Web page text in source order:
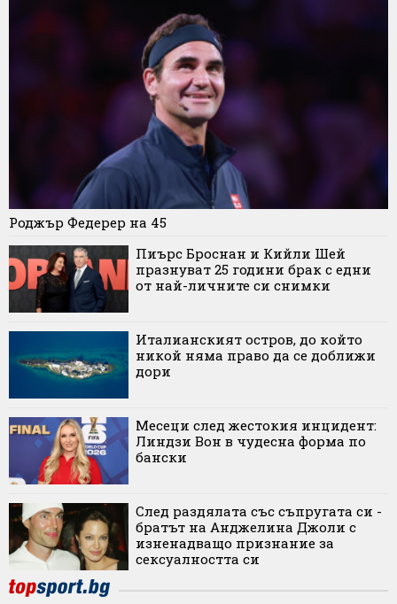
Роджър Федерер на 45
Пиърс Броснан и Кийли Шей
празнуват 25 години брак с едни
от най-личните си снимки
Италианският остров, до който
никой няма право да се доближи
дори
Месеци след жестокия инцидент:
Линдзи Вон в чудесна форма по
бански
След раздялата със съпругата си -
братът на Анджелина Джоли с
изненадващо признание за
сексуалността си